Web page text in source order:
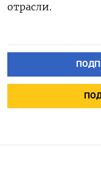
отрасли.